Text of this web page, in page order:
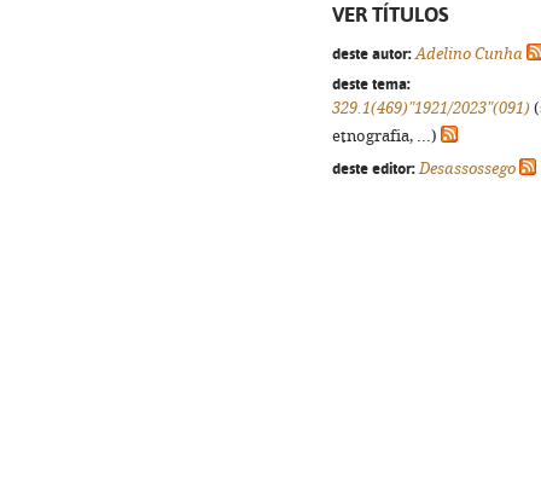
VER TÍTULOS
deste autor: Adelino Cunha
deste tema:
329.1(469)"1921/2023"(091)
etnografia, ...)
deste editor: Desassossego